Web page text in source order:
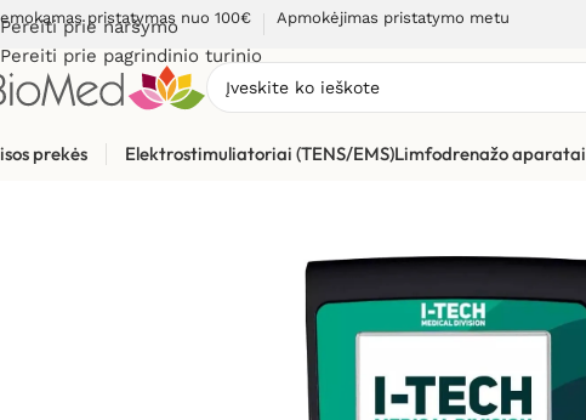
Pereiti prie naršymo
Pereiti prie pagrindinio turinio
pristatymas nuo 100€ Apmokėjimas pristatymo metu
prekės Elektrostimuliatoriai (TENS/EMS)Limfodrenažo aparatai
Elektrostimuliacijai (TENS / EMS)